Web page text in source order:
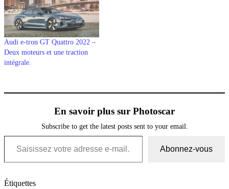
Audi e-tron GT Quattro 2022 –
Deux moteurs et une traction
intégrale.
En savoir plus sur Photoscar
Subscribe to get the latest posts sent to your email.
Saisissez votre adresse e-mail…
Abonnez-vous
Étiquettes